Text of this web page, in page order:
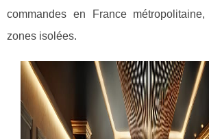
commandes en France
zones isolées.